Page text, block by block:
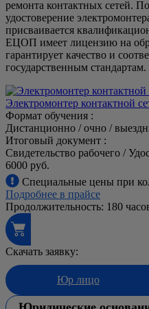
ремонта контактных сетей.
удостоверение
присваивается
ЕЦОП имеет лицензию на
гарантирует качество и
государственным стандартам.
Электромонтер контактной
Формат обучения :
Дистанционно / очно /
Итоговый документ :
Свидетельство рабочего /
6000 руб.
Специальные цены при
Подробнее в прайсе
Продолжительность: 180
Скачать заявку:
Юр лицо